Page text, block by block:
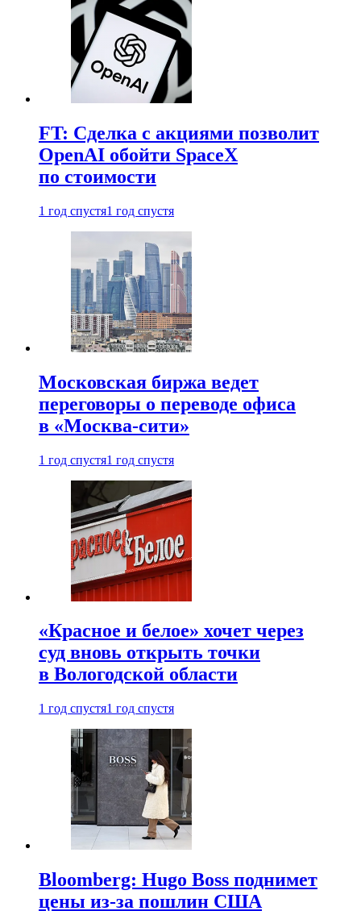
FT: Сделка с акциями позволит
OpenAI обойти SpaceX
по стоимости
1 год спустя1 год спустя
Московская биржа ведет
переговоры о переводе офиса
в «Москва-сити»
1 год спустя1 год спустя
«Красное и белое» хочет через
суд вновь открыть точки
в Вологодской области
1 год спустя1 год спустя
Bloomberg: Hugo Boss поднимет
цены из-за пошлин США